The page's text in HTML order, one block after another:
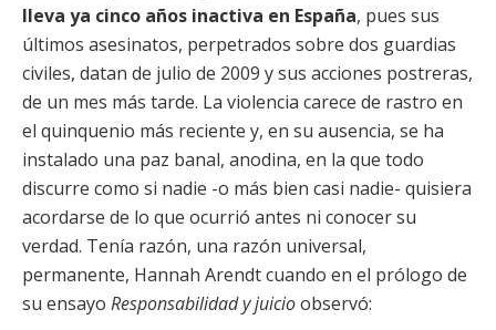
lleva ya cinco años inactiva en España, pues sus
últimos asesinatos, perpetrados sobre dos guardias
civiles, datan de julio de 2009 y sus acciones postreras,
de un mes más tarde. La violencia carece de rastro en
el quinquenio más reciente y, en su ausencia, se ha
instalado una paz banal, anodina, en la que todo
discurre como si nadie -o más bien casi nadie- quisiera
acordarse de lo que ocurrió antes ni conocer su
verdad. Tenía razón, una razón universal,
permanente, Hannah Arendt cuando en el prólogo de
su ensayo Responsabilidad y juicioobservó: